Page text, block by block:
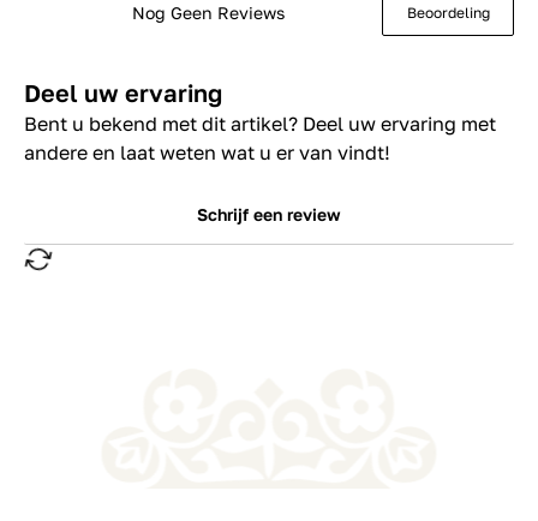
Nog Geen Reviews Beoordeling
Deel uw ervaring
Bent u bekend met dit artikel? Deel uw ervaring met
andere en laat weten wat u er van vindt!
Schrijf een review